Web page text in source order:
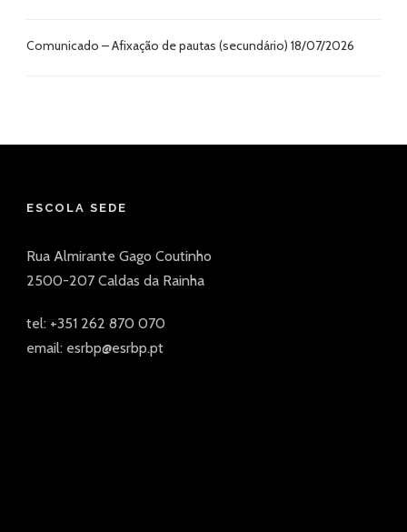
Comunicado – Afixação de pautas (secundário) 18/07/2026
ESCOLA SEDE
Rua Almirante Gago Coutinho
2500-207 Caldas da Rainha
tel: +351 262 870 070
email: esrbp@esrbp.pt